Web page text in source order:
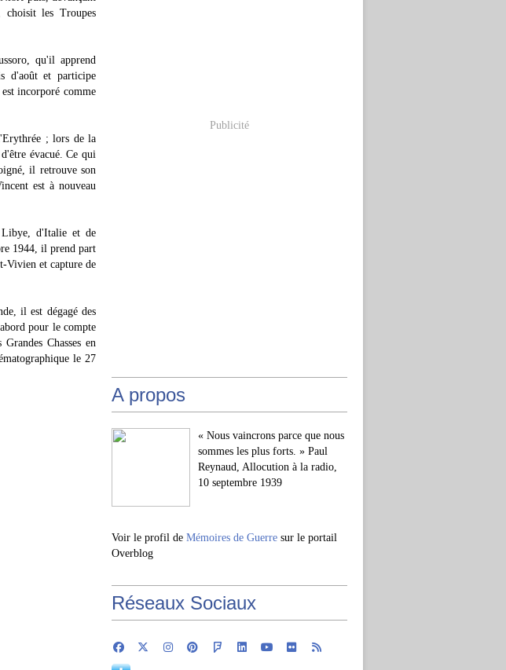
choisit les Troupes
qu'il apprend
d'août et participe
incorporé comme
; lors de la
évacué. Ce qui
il retrouve son
est à nouveau
Libye, d'Italie et de
1944, il prend part
Vivien et capture de
il est dégagé des
pour le compte
Chasses en
le 27
Publicité
A propos
« Nous vaincrons parce que nous
sommes les plus forts. » Paul
Reynaud, Allocution à la radio,
10 septembre 1939
Voir le profil de Mémoires de Guerre sur le portail
Overblog
Réseaux Sociaux